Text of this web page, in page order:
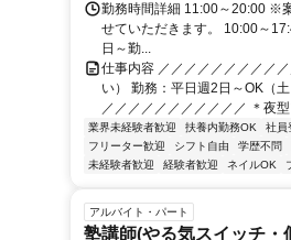
勤務時間詳細 11:00～20:00 ※
せていただきます。 10:00～
日～勤...
仕事内容 ／／／／／／／／／
い） 勤務：平日週2日～OK（
／／／／／／／／／／／ ＊夜
業界未経験者歓迎 扶養内勤務OK 社員
フリーター歓迎
シフト自由 学歴不問
未経験者歓迎
経験者歓迎 ネイルOK
アルバイト・パート
塾講師(やる気スイッチ・